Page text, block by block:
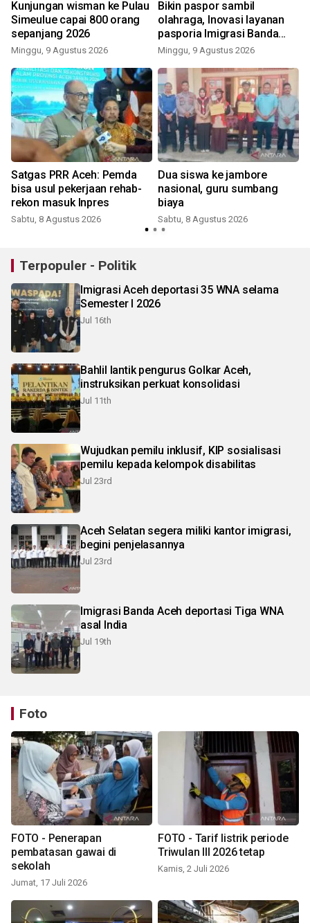
Kunjungan wisman ke Pulau
Simeulue capai 800 orang
sepanjang 2026
Minggu, 9 Agustus 2026
Bikin paspor sambil
olahraga, Inovasi layanan
pasporia Imigrasi Banda
Aceh buat CFD makin ceria
Minggu, 9 Agustus 2026
Satgas PRR Aceh: Pemda
bisa usul pekerjaan rehab-
rekon masuk Inpres
Sabtu, 8 Agustus 2026
Dua siswa ke jambore
nasional, guru sumbang
biaya
Sabtu, 8 Agustus 2026
Terpopuler - Politik
Imigrasi Aceh deportasi 35 WNA selama
Semester I 2026
Jul 16th
Bahlil lantik pengurus Golkar Aceh,
instruksikan perkuat konsolidasi
Jul 11th
Wujudkan pemilu inklusif, KIP sosialisasi
pemilu kepada kelompok disabilitas
Jul 23rd
Aceh Selatan segera miliki kantor imigrasi,
begini penjelasannya
Jul 23rd
Imigrasi Banda Aceh deportasi Tiga WNA
asal India
Jul 19th
Foto
FOTO - Penerapan
pembatasan gawai di
sekolah
Jumat, 17 Juli 2026
FOTO - Tarif listrik periode
Triwulan III 2026 tetap
Kamis, 2 Juli 2026